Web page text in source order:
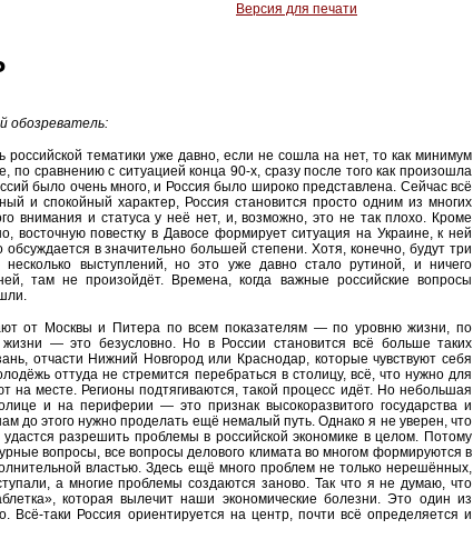
Версия для печати
обозреватель:
российской тематики уже давно, если не сошла на нет, то как минимум
по сравнению с ситуацией конца 90-х, сразу после того как произошла
было очень много, и Россия было широко представлена. Сейчас всё
и спокойный характер, Россия становится просто одним из многих
внимания и статуса у неё нет, и, возможно, это не так плохо. Кроме
восточную повестку в Давосе формирует ситуация на Украине, к ней
в значительно большей степени. Хотя, конечно, будут три
выступлений, но это уже давно стало рутиной, и ничего
там не произойдёт. Времена, когда важные российские вопросы
от Москвы и Питера по всем показателям — по уровню жизни, по
жизни — это безусловно. Но в России становится всё больше таких
отчасти Нижний Новгород или Краснодар, которые чувствуют себя
оттуда не стремится перебраться в столицу, всё, что нужно для
на месте. Регионы подтягиваются, такой процесс идёт. Но небольшая
и на периферии — это признак высокоразвитого государства и
до этого нужно проделать ещё немалый путь. Однако я не уверен, что
разрешить проблемы в российской экономике в целом. Потому
вопросы, все вопросы делового климата во многом формируются в
властью. Здесь ещё много проблем не только нерешённых,
а многие проблемы создаются заново. Так что я не думаю, что
которая вылечит наши экономические болезни. Это один из
Всё-таки Россия ориентируется на центр, почти всё определяется и